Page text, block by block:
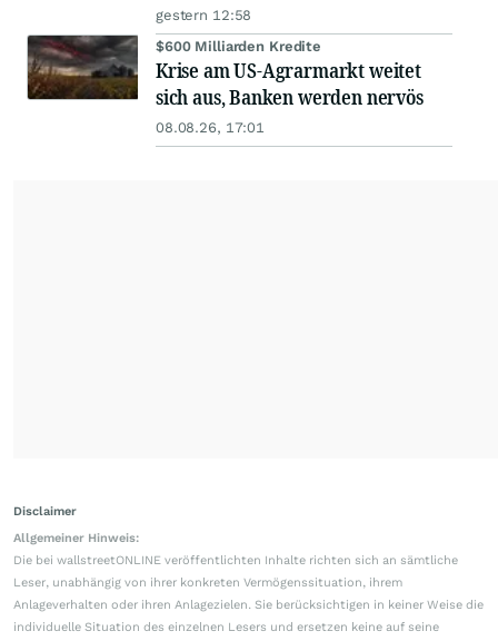
gestern 12:58
$600 Milliarden Kredite
Krise am US-Agrarmarkt weitet
sich aus, Banken werden nervös
08.08.26, 17:01
Disclaimer
Allgemeiner Hinweis:
Die bei wallstreetONLINE veröffentlichten Inhalte richten sich an sämtliche
Leser, unabhängig von ihrer konkreten Vermögenssituation, ihrem
Anlageverhalten oder ihren Anlagezielen. Sie berücksichtigen in keiner Weise die
individuelle Situation des einzelnen Lesers und ersetzen keine auf seine